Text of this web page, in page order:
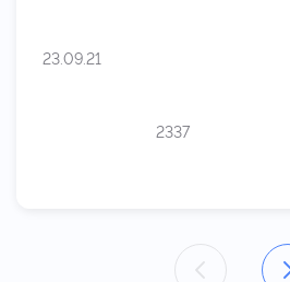
23.09.21
2337